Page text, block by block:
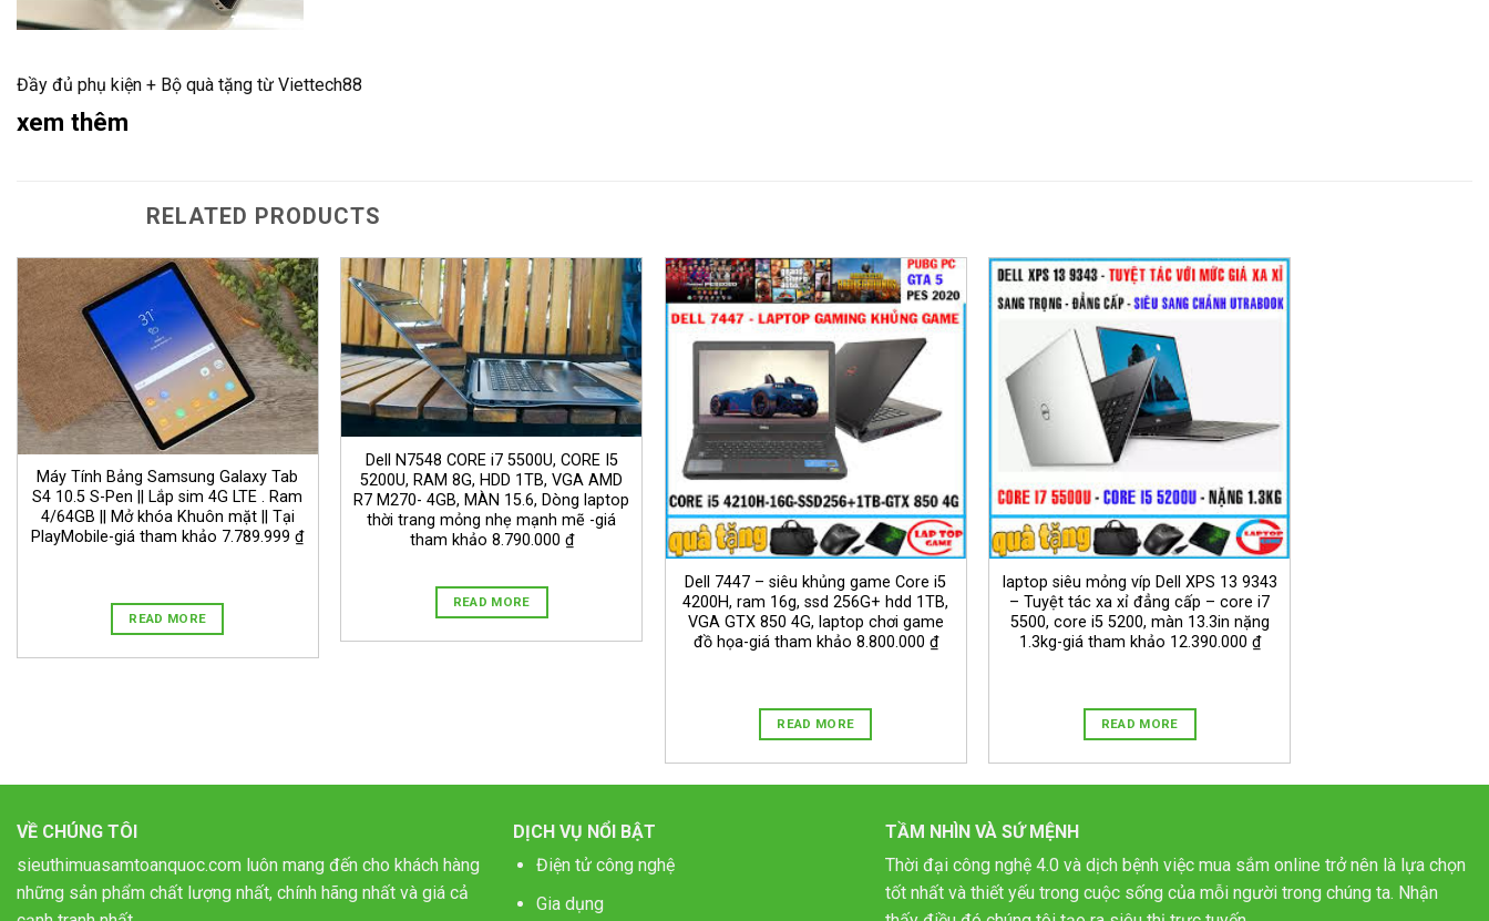
Đầy đủ phụ kiện + Bộ quà tặng từ Viettech88
xem thêm
RELATED PRODUCTS
Máy Tính Bảng Samsung Galaxy Tab
S4 10.5 S-Pen || Lắp sim 4G LTE . Ram
4/64GB || Mở khóa Khuôn mặt || Tại
PlayMobile-giá tham khảo 7.789.999 ₫
READ MORE
Dell N7548 CORE i7 5500U, CORE I5
5200U, RAM 8G, HDD 1TB, VGA AMD
R7 M270- 4GB, MÀN 15.6, Dòng laptop
thời trang mỏng nhẹ mạnh mẽ -giá
tham khảo 8.790.000 ₫
READ MORE
Dell 7447 – siêu khủng game Core i5
4200H, ram 16g, ssd 256G+ hdd 1TB,
VGA GTX 850 4G, laptop chơi game
đồ họa-giá tham khảo 8.800.000 ₫
READ MORE
laptop siêu mỏng víp Dell XPS 13 9343
– Tuyệt tác xa xỉ đẳng cấp – core i7
5500, core i5 5200, màn 13.3in nặng
1.3kg-giá tham khảo 12.390.000 ₫
READ MORE
VỀ CHÚNG TÔI
sieuthimuasamtoanquoc.com luôn mang đến cho khách hàng
những sản phẩm chất lượng nhất, chính hãng nhất và giá cả
DỊCH VỤ NỔI BẬT
Điện tử công nghệ
Gia dụng
TẦM NHÌN VÀ SỨ MỆNH
Thời đại công nghệ 4.0 và dịch bệnh việc mua sắm online trở nên là lựa chọn
tốt nhất và thiết yếu trong cuộc sống của mỗi người trong chúng ta. Nhận